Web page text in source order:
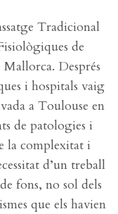
Tradicional
de
Després
i hospitals vaig
a Toulouse en
de patologies i
la complexitat i
d’un treball
fons, no sol dels
que els havien